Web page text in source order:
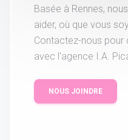
Basée à Rennes,
aider, où que vous
Contactez-nous
avec l'agence I.A.
NOUS JOINDRE